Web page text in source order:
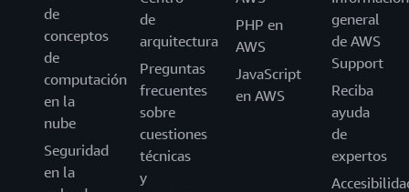
de
conceptos
de
computación
en la
nube
Seguridad
en la
de
arquitectura
Preguntas
frecuentes
sobre
cuestiones
técnicas
y
PHP en
AWS
JavaScript
en AWS
general
de AWS
Support
Reciba
ayuda
de
expertos